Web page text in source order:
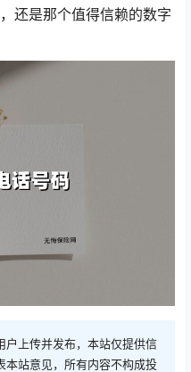
还是那个值得信赖的数字
户上传并发布，本站仅提供信
本站意见，所有内容不构成投